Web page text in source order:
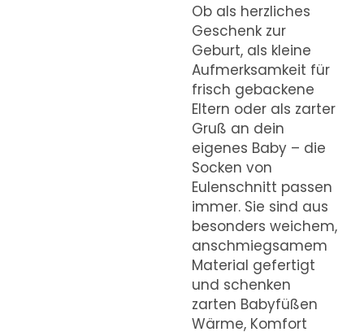
Ob als herzliches
Geschenk zur
Geburt, als kleine
Aufmerksamkeit für
frisch gebackene
Eltern oder als zarter
Gruß an dein
eigenes Baby – die
Socken von
Eulenschnitt passen
immer. Sie sind aus
besonders weichem,
anschmiegsamem
Material gefertigt
und schenken
zarten Babyfüßen
Wärme, Komfort